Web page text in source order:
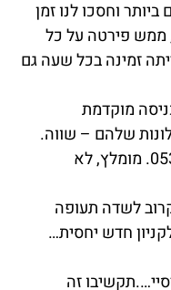
וחסכו לנו זמן
ממש פירטה על כל
זמינה בכל שעה גם
מוקדמת
שלהם – שווה.
לסלביה טלפון ישראלי 0538888526. מומלץ, לא
לשדה תעופה
חדש יחסית…
זה